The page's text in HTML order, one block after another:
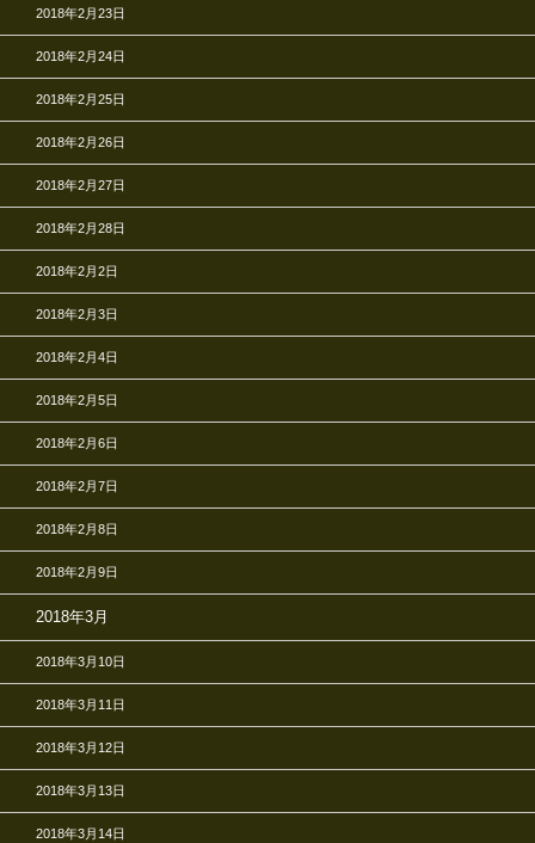
2018年2月23日
2018年2月24日
2018年2月25日
2018年2月26日
2018年2月27日
2018年2月28日
2018年2月2日
2018年2月3日
2018年2月4日
2018年2月5日
2018年2月6日
2018年2月7日
2018年2月8日
2018年2月9日
2018年3月
2018年3月10日
2018年3月11日
2018年3月12日
2018年3月13日
2018年3月14日